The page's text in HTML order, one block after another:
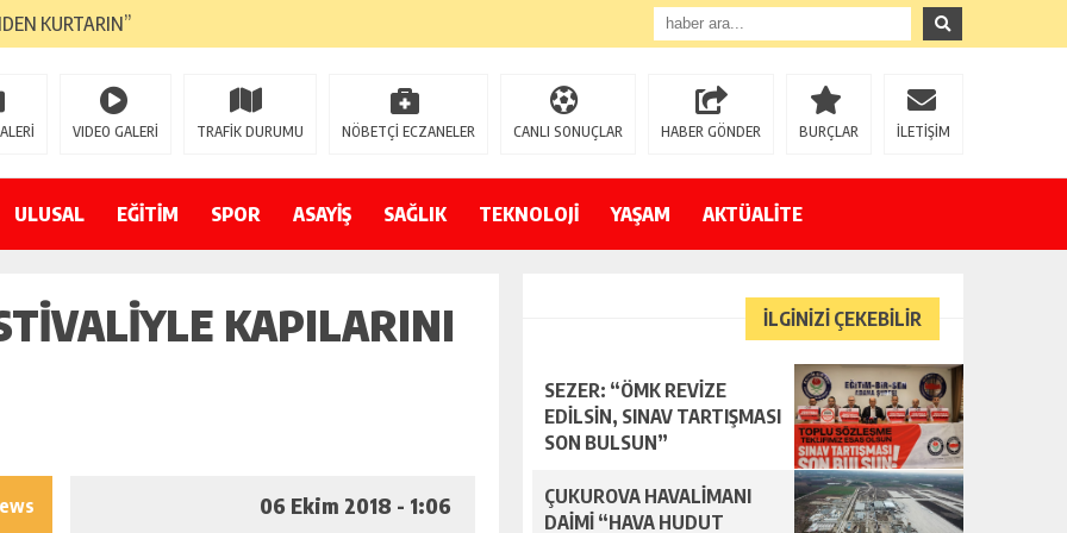
KURTARIN”
YENİ GÖZDESİ OLACAK”
KAMUOYUNA AÇIKLAYIN”
DURMAYA DAVET EDİYORUZ”
VIDEO GALERİ TRAFİK DURUMU NÖBETÇİ ECZANELER CANLI SONUÇLAR HABER GÖNDER BURÇLAR İLETİŞİM
ULUSAL EĞİTİM SPOR ASAYİŞ SAĞLIK TEKNOLOJİ YAŞAM AKTÜALİTE
KAPILARINI
06 Ekim 2018 - 1:06
İLGİNİZİ ÇEKEBİLİR
SEZER: “ÖMK REVİZE
EDİLSİN, SINAV TARTIŞMASI
SON BULSUN”
ÇUKUROVA HAVALİMANI
DAİMİ “HAVA HUDUT